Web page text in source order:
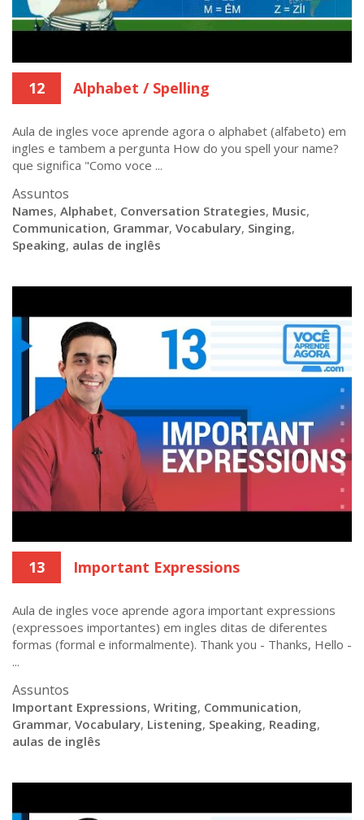
12 Alphabet / Spelling
Aula de ingles voce aprende agora o alphabet (alfabeto) em
ingles e tambem a pergunta How do you spell your name?
que significa "Como voce ...
Assuntos
Names, Alphabet, Conversation Strategies, Music,
Communication, Grammar, Vocabulary, Singing,
Speaking, aulas de inglês
13 Important Expressions
Aula de ingles voce aprende agora important expressions
(expressoes importantes) em ingles ditas de diferentes
formas (formal e informalmente). Thank you - Thanks, Hello -
...
Assuntos
Important Expressions, Writing, Communication,
Grammar, Vocabulary, Listening, Speaking, Reading,
aulas de inglês